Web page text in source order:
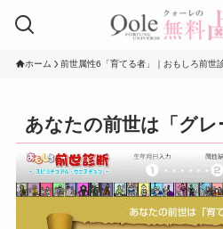
ホーム 前世属性6「育てる者」｜おもしろ前世
あなたの前世は「グレ